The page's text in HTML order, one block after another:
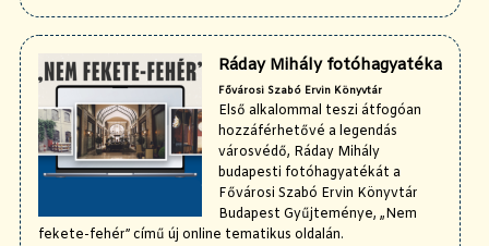
Ráday Mihály fotóhagyatéka
Fővárosi Szabó Ervin Könyvtár
Első alkalommal teszi átfogóan
hozzáférhetővé a legendás
városvédő, Ráday Mihály
budapesti fotóhagyatékát a
Fővárosi Szabó Ervin Könyvtár
Budapest Gyűjteménye, „Nem
fekete-fehér” című új online tematikus oldalán.